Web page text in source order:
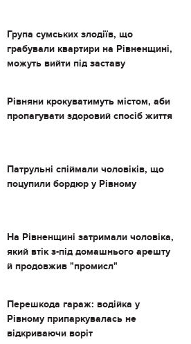
Група сумських злодіїв, що
грабували квартири на Рівненщині,
можуть вийти під заставу
Рівняни крокуватимуть містом, аби
пропагувати здоровий спосіб життя
Патрульні спіймали чоловіків, що
поцупили бордюр у Рівному
На Рівненщині затримали чоловіка,
який втік з-під домашнього арешту
й продовжив "промисл"
Перешкода гараж: водійка у
Рівному припаркувалась не
відкриваючи воріт